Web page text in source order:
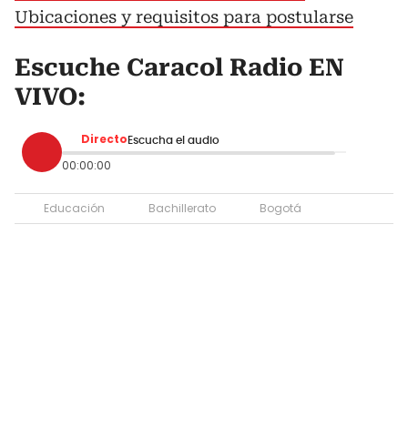
Ubicaciones y requisitos para postularse
Escuche Caracol Radio EN
VIVO:
Directo Escucha el audio
00:00:00
Educación Bachillerato Bogotá